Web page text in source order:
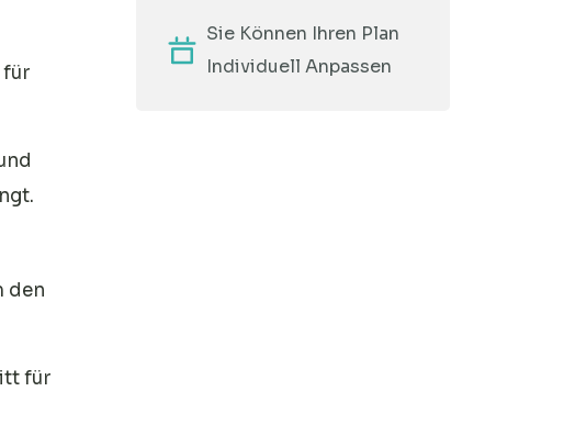
für
den
für
Sie Können Ihren Plan
Individuell Anpassen